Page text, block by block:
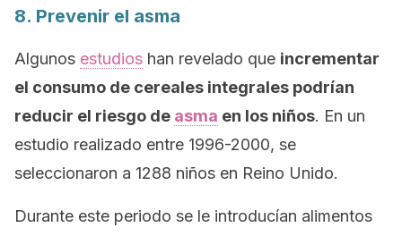
8. Prevenir el asma
Algunos estudios han revelado que incrementar
el consumo de cereales integrales podrían
reducir el riesgo de asma en los niños. En un
estudio realizado entre 1996-2000, se
seleccionaron a 1288 niños en Reino Unido.
Durante este periodo se le introducían alimentos